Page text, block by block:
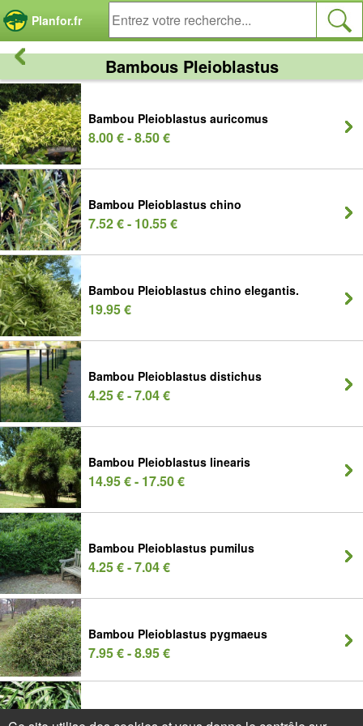
Planfor.fr
Bambous Pleioblastus
Bambou Pleioblastus auricomus
8.00 € - 8.50 €
Bambou Pleioblastus chino
7.52 € - 10.55 €
Bambou Pleioblastus chino elegantis.
19.95 €
Bambou Pleioblastus distichus
4.25 € - 7.04 €
Bambou Pleioblastus linearis
14.95 € - 17.50 €
Bambou Pleioblastus pumilus
4.25 € - 7.04 €
Bambou Pleioblastus pygmaeus
7.95 € - 8.95 €
Panneau de gestion des cookies